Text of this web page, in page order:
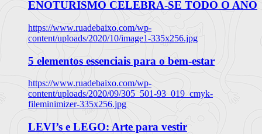
ENOTURISMO CELEBRA-SE TODO O ANO
https://www.ruadebaixo.com/wp-
content/uploads/2020/10/image1-335x256.jpg
5 elementos essenciais para o bem-estar
https://www.ruadebaixo.com/wp-
content/uploads/2020/09/305_501-93_019_cmyk-
fileminimizer-335x256.jpg
LEVI’s e LEGO: Arte para vestir